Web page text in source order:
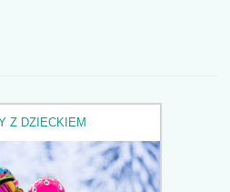
Z DZIECKIEM